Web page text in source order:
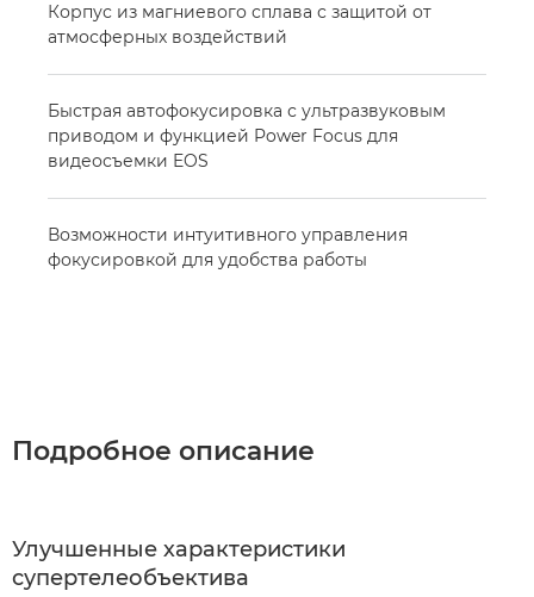
Корпус из магниевого сплава с защитой от
атмосферных воздействий
Быстрая автофокусировка с ультразвуковым
приводом и функцией Power Focus для
видеосъемки EOS
Возможности интуитивного управления
фокусировкой для удобства работы
Подробное описание
Улучшенные характеристики
супертелеобъектива